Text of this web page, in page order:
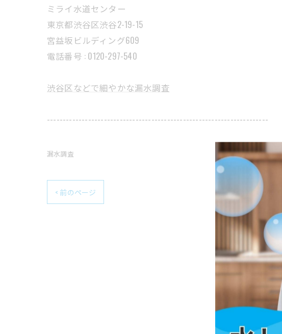
ミライ水道センター
東京都渋谷区渋谷2-19-15
宮益坂ビルディング609
電話番号 : 0120-297-540
渋谷区などで細やかな漏水調査
----------------------------------------------------------------------
漏水調査
< 前のページ